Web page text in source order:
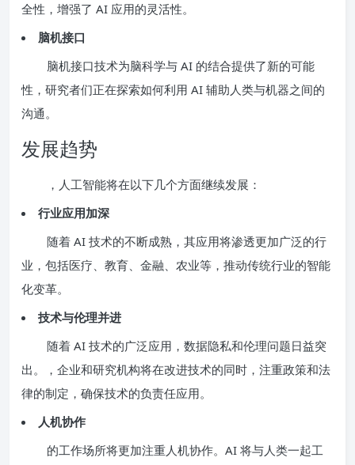
全性，增强了 AI 应用的灵活性。
脑机接口
脑机接口技术为脑科学与 AI 的结合提供了新的可能
性，研究者们正在探索如何利用 AI 辅助人类与机器之间的
沟通。
发展趋势
，人工智能将在以下几个方面继续发展：
行业应用加深
随着 AI 技术的不断成熟，其应用将渗透更加广泛的行
业，包括医疗、教育、金融、农业等，推动传统行业的智能
化变革。
技术与伦理并进
随着 AI 技术的广泛应用，数据隐私和伦理问题日益突
出。，企业和研究机构将在改进技术的同时，注重政策和法
律的制定，确保技术的负责任应用。
人机协作
的工作场所将更加注重人机协作。AI 将与人类一起工